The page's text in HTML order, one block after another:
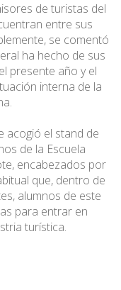
de turistas del
entre sus
se comentó
ha hecho de sus
presente año y el
interna de la
acogió el stand de
de la Escuela
encabezados por
que, dentro de
alumnos de este
para entrar en
turística.